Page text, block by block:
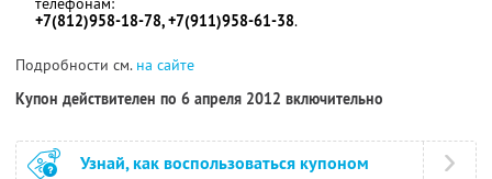
+7(812)958-18-78, +7(911)958-61-38.
Подробности см. на сайте
Купон действителен по 6 апреля 2012 включительно
Узнай, как воспользоваться купоном